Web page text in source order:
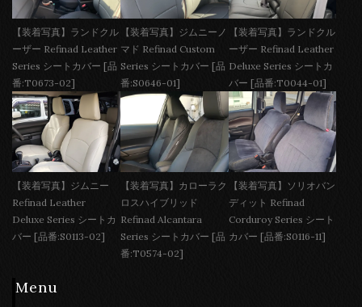
【装着写真】ランドクル
ーザー Refinad Leather
Series シートカバー [品
番:T0673-02]
【装着写真】ジムニーノ
マド Refinad Custom
Series シートカバー [品
番:S0646-01]
【装着写真】ランドクル
ーザー Refinad Leather
Deluxe Series シートカ
バー [品番:T0044-01]
【装着写真】ジムニー
Refinad Leather
Deluxe Series シートカ
バー [品番:S0113-02]
【装着写真】カローラク
ロスハイブリッド
Refinad Alcantara
Series シートカバー [品
番:T0574-02]
【装着写真】ソリオバン
ディット Refinad
Corduroy Series シート
カバー [品番:S0116-11]
Menu